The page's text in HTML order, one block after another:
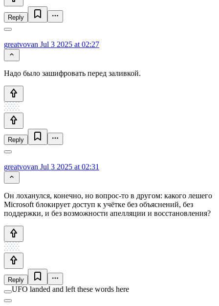
Reply
greatvovan Jul 3 2025 at 02:27
Надо было зашифровать перед заливкой.
Reply
greatvovan Jul 3 2025 at 02:31
Он лоханулся, конечно, но вопрос-то в другом: какого лешего
Microsoft блокирует доступ к учётке без объяснений, без
поддержки, и без возможности апелляции и восстановления?
Reply
UFO landed and left these words here